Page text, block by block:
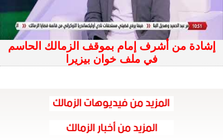
إشادة من أشرف إمام بموقف الزمالك الحاسم
في ملف خوان بيزيرا